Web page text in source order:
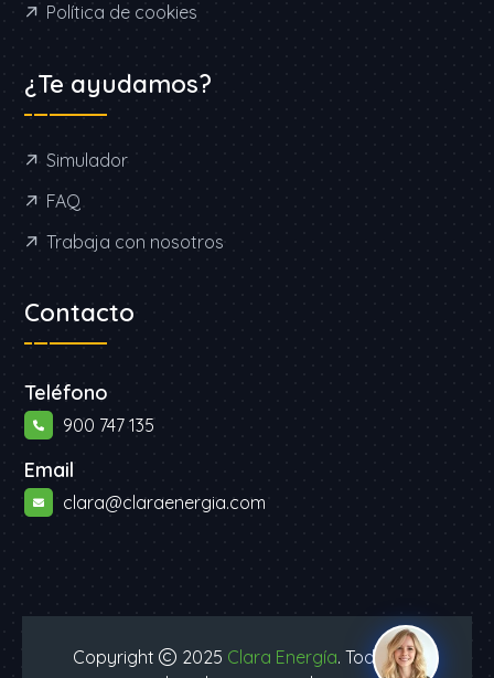
Política de cookies
¿Te ayudamos?
Simulador
FAQ
Trabaja con nosotros
Contacto
Teléfono
900 747 135
Email
clara@claraenergia.com
Copyright 2025 Clara Energía. Todos los